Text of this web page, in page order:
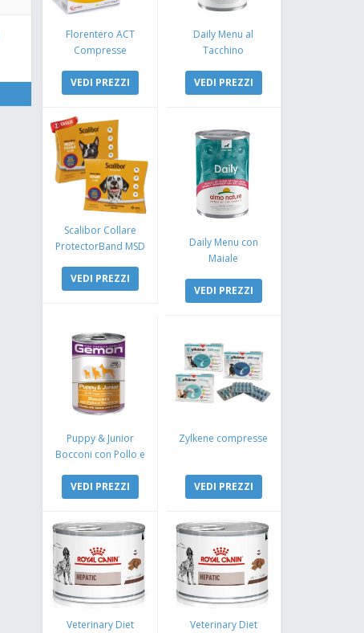
Florentero ACT
Compresse
VEDI PREZZI
Daily Menu al
Tacchino
VEDI PREZZI
Scalibor Collare
ProtectorBand MSD
VEDI PREZZI
Daily Menu con
Maiale
VEDI PREZZI
Puppy & Junior
Bocconi con Pollo e
VEDI PREZZI
Zylkene compresse
VEDI PREZZI
Veterinary Diet
Veterinary Diet